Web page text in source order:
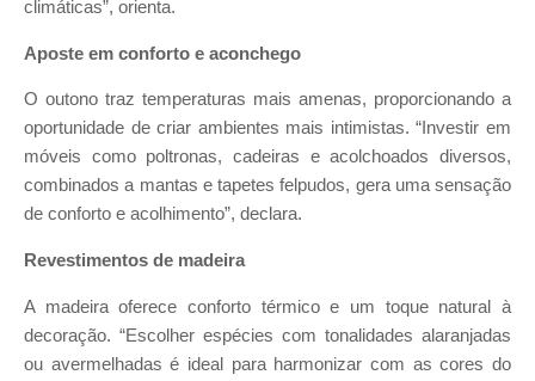
climáticas”, orienta.
Aposte em conforto e aconchego
O outono traz temperaturas mais amenas, proporcionando a
oportunidade de criar ambientes mais intimistas. “Investir em
móveis como poltronas, cadeiras e acolchoados diversos,
combinados a mantas e tapetes felpudos, gera uma sensação
de conforto e acolhimento”, declara.
Revestimentos de madeira
A madeira oferece conforto térmico e um toque natural à
decoração. “Escolher espécies com tonalidades alaranjadas
ou avermelhadas é ideal para harmonizar com as cores do